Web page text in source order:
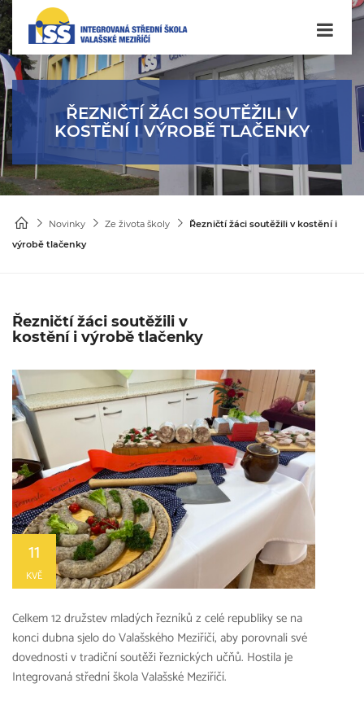
ŘEZNIČTÍ ŽÁCI SOUTĚŽILI V
KOSTĚNÍ I VÝROBĚ TLAČENKY
Novinky Ze života školy
Řezničtí žáci soutěžili v kostění i
výrobě tlačenky
Řezničtí žáci soutěžili v
kostění i výrobě tlačenky
11
KVĚ
Celkem 12 družstev mladých řezníků z celé republiky se na
konci dubna sjelo do Valašského Meziříčí, aby porovnali své
dovednosti v tradiční soutěži řeznických učňů. Hostila je
Integrovaná střední škola Valašské Meziříčí.